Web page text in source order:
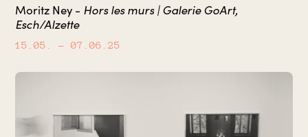
Moritz Ney - Hors les murs | Galerie GoArt,
Esch/Alzette
15.05. – 07.06.25